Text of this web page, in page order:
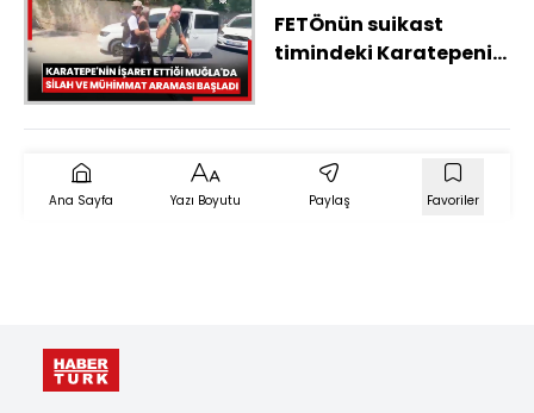
FETÖnün suikast
timindeki Karatepenin
mühimmat aramasına
başlandı
Ana Sayfa Yazı Boyutu Paylaş Favoriler